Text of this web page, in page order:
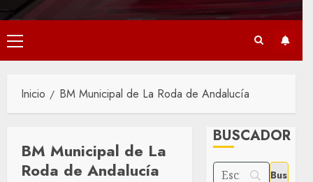
Menú
principal
Inicio BM Municipal de La Roda de Andalucía
BM Municipal de La
Roda de Andalucía
BUSCADOR